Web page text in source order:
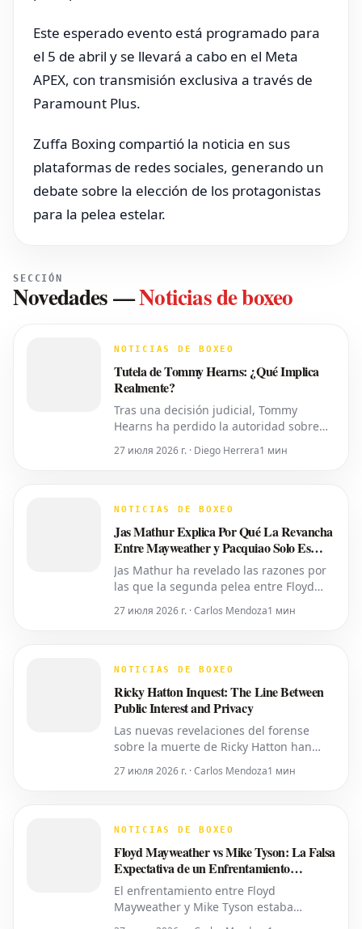
Este esperado evento está programado para
el 5 de abril y se llevará a cabo en el Meta
APEX, con transmisión exclusiva a través de
Paramount Plus.
Zuffa Boxing compartió la noticia en sus
plataformas de redes sociales, generando un
debate sobre la elección de los protagonistas
para la pelea estelar.
SECCIÓN
Novedades—Noticias de boxeo
NOTICIAS DE BOXEO
Tutela de Tommy Hearns: ¿Qué Implica
Realmente?
Tras una decisión judicial, Tommy
Hearns ha perdido la autoridad sobre
sus propias decisiones personales y
financieras, las cuales ahora recaen en
Sucesiones del Condado de Oakland ha
transferido el control del cuidado p
27 июля 2026 г. · Diego Herrera1 мин
NOTICIAS DE BOXEO
Jas Mathur Explica Por Qué La Revancha
Entre Mayweather y Pacquiao Solo Es
Posible Ahora
Jas Mathur ha revelado las razones por
las que la segunda pelea entre Floyd
Mayweather y Manny Pacquiao solo se
está concretando en este momento. Ha
de factores necesarios para revivir esta
27 июля 2026 г. · Carlos Mendoza1 мин
NOTICIAS DE BOXEO
Ricky Hatton Inquest: The Line Between
Public Interest and Privacy
Las nuevas revelaciones del forense
sobre la muerte de Ricky Hatton han
sacado a la luz detalles íntimos,
planteando interrogantes sobre si toda
Boxing News, muchos aficionados ya
privacidad
27 июля 2026 г. · Carlos Mendoza1 мин
NOTICIAS DE BOXEO
Floyd Mayweather vs Mike Tyson: La Falsa
Expectativa de un Enfrentamiento
Próximo
El enfrentamiento entre Floyd
Mayweather y Mike Tyson estaba
programado para la próxima semana.